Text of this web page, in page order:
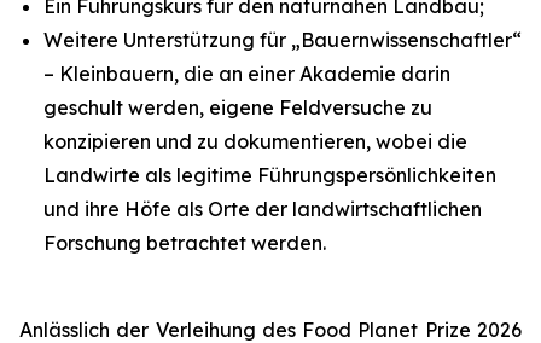
Ein Führungskurs für den naturnahen Landbau;
Weitere Unterstützung für „Bauernwissenschaftler“
– Kleinbauern, die an einer Akademie darin
geschult werden, eigene Feldversuche zu
konzipieren und zu dokumentieren, wobei die
Landwirte als legitime Führungspersönlichkeiten
und ihre Höfe als Orte der landwirtschaftlichen
Forschung betrachtet werden.
Anlässlich der Verleihung des Food Planet Prize 2026